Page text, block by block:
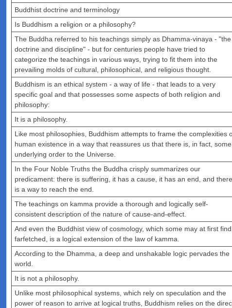
Buddhist doctrine and terminology
Is Buddhism a religion or a philosophy?
The Buddha referred to his teachings simply as Dhamma-vinaya - "the
doctrine and discipline" - but for centuries people have tried to
categorize the teachings in various ways, trying to fit them into the
prevailing molds of cultural, philosophical, and religious thought.
Buddhism is an ethical system - a way of life - that leads to a very
specific goal and that possesses some aspects of both religion and
philosophy:
It is a philosophy.
Like most philosophies, Buddhism attempts to frame the complexities
human existence in a way that reassures us that there is, in fact, some
underlying order to the Universe.
In the Four Noble Truths the Buddha crisply summarizes our
predicament: there is suffering, it has a cause, it has an end, and there
is a way to reach the end.
The teachings on kamma provide a thorough and logically self-
consistent description of the nature of cause-and-effect.
And even the Buddhist view of cosmology, which some may at first find
farfetched, is a logical extension of the law of kamma.
According to the Dhamma, a deep and unshakable logic pervades the
world.
It is not a philosophy.
Unlike most philosophical systems, which rely on speculation and the
power of reason to arrive at logical truths, Buddhism relies on the